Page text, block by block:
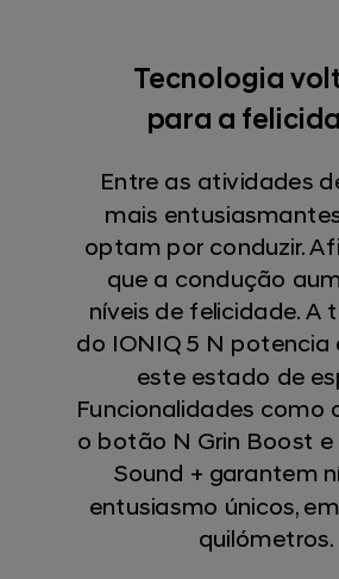
Tecnologia
para a
Entre as atividades
mais
optam por conduzir.
que a condução
níveis de felicidade. A
do IONIQ 5 N potencia
este estado de
Funcionalidades como
o botão N Grin Boost
Sound + garantem
entusiasmo únicos,
quilómetros.